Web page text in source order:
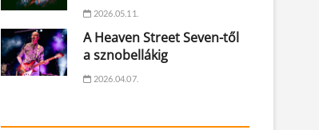
2026.05.11.
A Heaven Street Seven-től
a sznobellákig
2026.04.07.